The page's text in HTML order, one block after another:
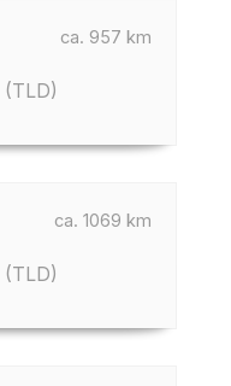
ca. 957 km
(TLD)
ca. 1069 km
(TLD)